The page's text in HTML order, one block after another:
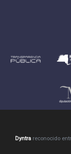
Dyntrareconocido